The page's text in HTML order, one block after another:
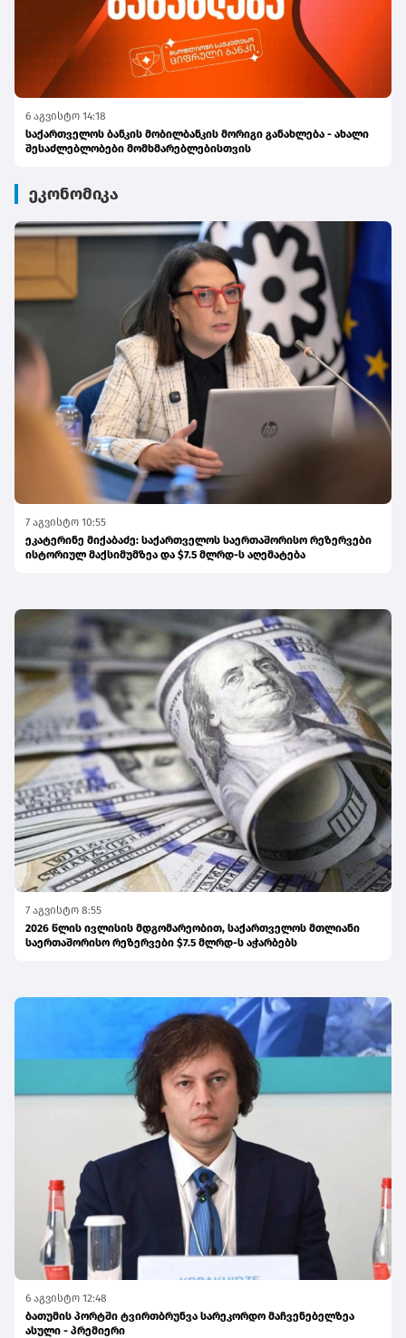
6 აგვისტო 14:18
საქართველოს ბანკის მობილბანკის მორიგი განახლება - ახალი
შესაძლებლობები მომხმარებლებისთვის
ეკონომიკა
7 აგვისტო 10:55
ეკატერინე მიქაბაძე: საქართველოს საერთაშორისო რეზერვები
ისტორიულ მაქსიმუმზეა და $7.5 მლრდ-ს აღემატება
7 აგვისტო 8:55
2026 წლის ივლისის მდგომარეობით, საქართველოს მთლიანი
საერთაშორისო რეზერვები $7.5 მლრდ-ს აჭარბებს
6 აგვისტო 12:48
ბათუმის პორტში ტვირთბრუნვა სარეკორდო მაჩვენებელზეა
ასული - პრემიერი